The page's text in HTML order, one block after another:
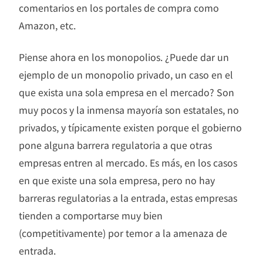
comentarios en los portales de compra como
Amazon, etc.
Piense ahora en los monopolios. ¿Puede dar un
ejemplo de un monopolio privado, un caso en el
que exista una sola empresa en el mercado? Son
muy pocos y la inmensa mayoría son estatales, no
privados, y típicamente existen porque el gobierno
pone alguna barrera regulatoria a que otras
empresas entren al mercado. Es más, en los casos
en que existe una sola empresa, pero no hay
barreras regulatorias a la entrada, estas empresas
tienden a comportarse muy bien
(competitivamente) por temor a la amenaza de
entrada.